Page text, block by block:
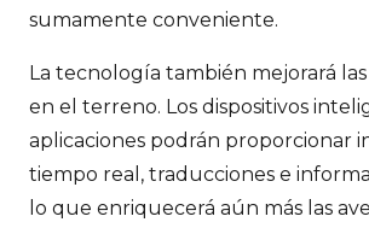
sumamente conveniente.
La tecnología también mejorará
en el terreno. Los dispositivos
aplicaciones podrán proporcionar
tiempo real, traducciones e
lo que enriquecerá aún más las